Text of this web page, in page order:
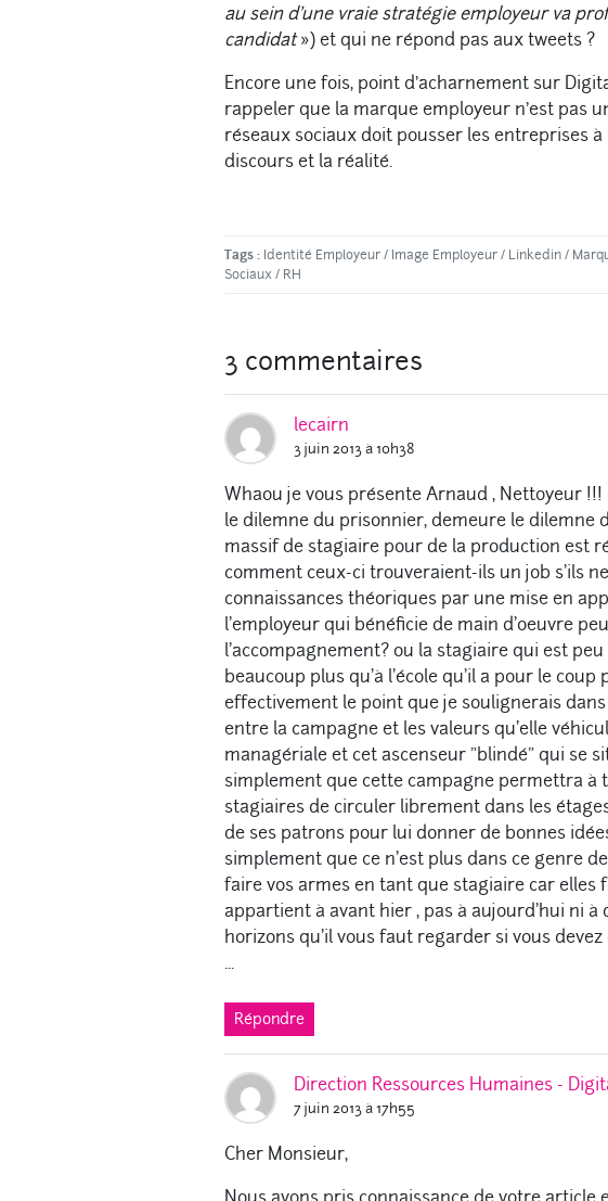
au sein d’une vraie stratégie employeur va
candidat») et qui ne répond pas aux tweets ?
Encore une fois, point d’acharnement sur
rappeler que la marque employeur n’est pas
réseaux sociaux doit pousser les entreprises
discours et la réalité.
Tags : Identité Employeur/ Image Employeur/ Linkedin/
Sociaux/ RH
3 commentaires
lecairn
3 juin 2013 à 10h38
Whaou je vous présente Arnaud , Nettoyeur
le dilemne du prisonnier, demeure le dilemne
massif de stagiaire pour de la production est
comment ceux-ci trouveraient-ils un job s'ils
connaissances théoriques par une mise en
l'employeur qui bénéficie de main d'oeuvre
l'accompagnement? ou la stagiaire qui est
beaucoup plus qu'à l'école qu'il a pour le coup
effectivement le point que je soulignerais
entre la campagne et les valeurs qu'elle
managériale et cet ascenseur "blindé" qui se
simplement que cette campagne permettra à
stagiaires de circuler librement dans les
de ses patrons pour lui donner de bonnes
simplement que ce n'est plus dans ce genre
faire vos armes en tant que stagiaire car
appartient à avant hier , pas à aujourd'hui ni à
horizons qu'il vous faut regarder si vous
...
Répondre
Direction Ressources Humaines -
7 juin 2013 à 17h55
Cher Monsieur,